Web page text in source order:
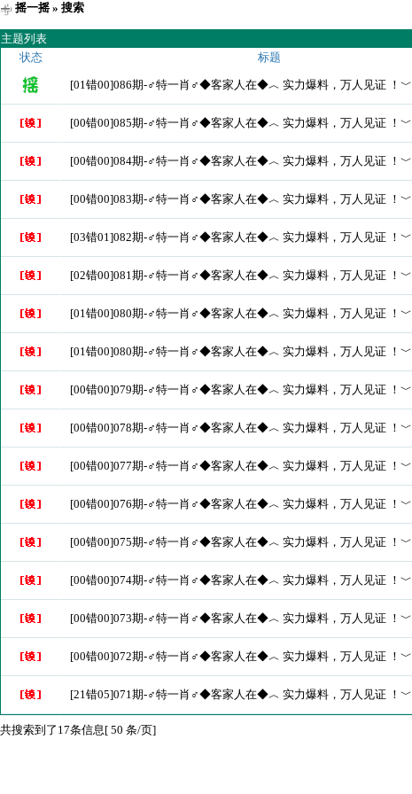
摇一摇» 搜索
主题列表
状态
标题
[01错00]086期-♂特一肖♂◆客家人在◆︿ 实力爆料，万人见证 ！﹀
[00错00]085期-♂特一肖♂◆客家人在◆︿ 实力爆料，万人见证 ！﹀
[00错00]084期-♂特一肖♂◆客家人在◆︿ 实力爆料，万人见证 ！﹀
[00错00]083期-♂特一肖♂◆客家人在◆︿ 实力爆料，万人见证 ！﹀
[03错01]082期-♂特一肖♂◆客家人在◆︿ 实力爆料，万人见证 ！﹀
[02错00]081期-♂特一肖♂◆客家人在◆︿ 实力爆料，万人见证 ！﹀
[01错00]080期-♂特一肖♂◆客家人在◆︿ 实力爆料，万人见证 ！﹀
[01错00]080期-♂特一肖♂◆客家人在◆︿ 实力爆料，万人见证 ！﹀
[00错00]079期-♂特一肖♂◆客家人在◆︿ 实力爆料，万人见证 ！﹀
[00错00]078期-♂特一肖♂◆客家人在◆︿ 实力爆料，万人见证 ！﹀
[00错00]077期-♂特一肖♂◆客家人在◆︿ 实力爆料，万人见证 ！﹀
[00错00]076期-♂特一肖♂◆客家人在◆︿ 实力爆料，万人见证 ！﹀
[00错00]075期-♂特一肖♂◆客家人在◆︿ 实力爆料，万人见证 ！﹀
[00错00]074期-♂特一肖♂◆客家人在◆︿ 实力爆料，万人见证 ！﹀
[00错00]073期-♂特一肖♂◆客家人在◆︿ 实力爆料，万人见证 ！﹀
[00错00]072期-♂特一肖♂◆客家人在◆︿ 实力爆料，万人见证 ！﹀
[21错05]071期-♂特一肖♂◆客家人在◆︿ 实力爆料，万人见证 ！﹀
共搜索到了17条信息[ 50 条/页]